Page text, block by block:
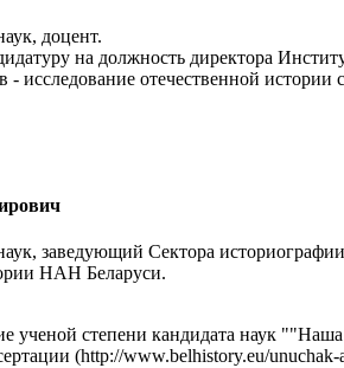
доцент.
на должность директора
исследование отечественной истории
заведующий Сектора
НАН Беларуси.
ученой степени кандидата наук
(http://www.belhistory.eu/